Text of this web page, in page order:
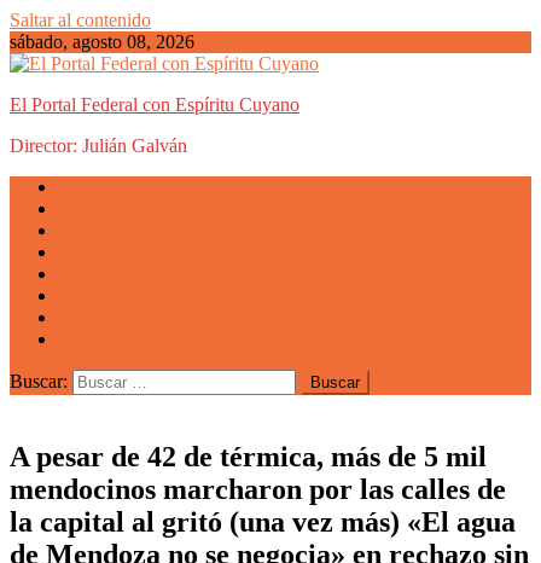
Saltar al contenido
sábado, agosto 08, 2026
El Portal Federal con Espíritu Cuyano
Director: Julián Galván
Buscar:
A pesar de 42 de térmica, más de 5 mil
mendocinos marcharon por las calles de
la capital al gritó (una vez más) «El agua
de Mendoza no se negocia» en rechazo sin